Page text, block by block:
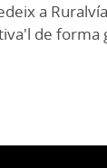
a
de forma